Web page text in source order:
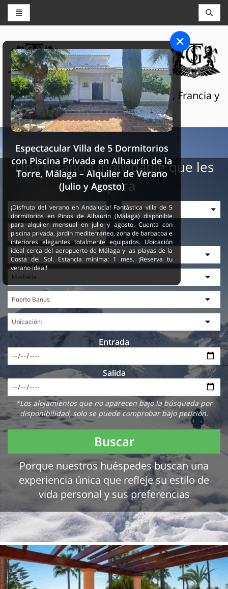
CONSERJERÍA Y RESERVAS
THE GRAND SELECTION
Servicios turísticos de lujo en Suiza, Francia y
España
Una estancia inolvidable que les
espera
Entrada
Salida
*Los alojamientos que no aparecen bajo la búsqueda por
disponibilidad, solo se puede comprobar bajo petición.
Buscar
Porque nuestros huéspedes buscan una
experiencia única que refleje su estilo de
vida personal y sus preferencias
Espectacular Villa de 5 Dormitorios
con Piscina Privada en Alhaurín de la
Torre, Málaga – Alquiler de Verano
(Julio y Agosto)
¡Disfruta del verano en Andalucía! Fantástica villa de 5
dormitorios en Pinos de Alhaurín (Málaga) disponible
para alquiler mensual en julio y agosto. Cuenta con
piscina privada, jardín mediterráneo, zona de barbacoa e
interiores elegantes totalmente equipados. Ubicación
ideal cerca del aeropuerto de Málaga y las playas de la
Costa del Sol. Estancia mínima: 1 mes. ¡Reserva tu
verano ideal!